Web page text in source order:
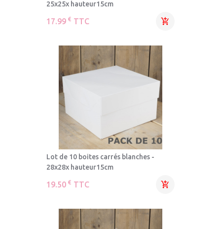
25x25x hauteur15cm
17.99 € TTC 
Lot de 10 boites carrés blanches -
28x28x hauteur15cm
19.50 € TTC 